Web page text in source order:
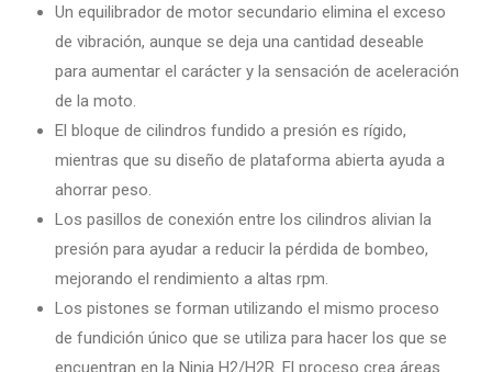
Un equilibrador de motor secundario elimina el exceso
de vibración, aunque se deja una cantidad deseable
para aumentar el carácter y la sensación de aceleración
de la moto.
El bloque de cilindros fundido a presión es rígido,
mientras que su diseño de plataforma abierta ayuda a
ahorrar peso.
Los pasillos de conexión entre los cilindros alivian la
presión para ayudar a reducir la pérdida de bombeo,
mejorando el rendimiento a altas rpm.
Los pistones se forman utilizando el mismo proceso
de fundición único que se utiliza para hacer los que se
encuentran en la Ninja H2/H2R. El proceso crea áreas